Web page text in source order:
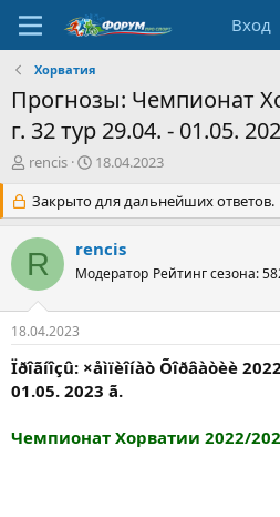
Вход
Хорватия
Прогнозы: Чемпионат
г. 32 тур 29.04. - 01.05.
А
т
о
р
т
е
м
rencis
Д
т
а
а
ч
а
18.04.2023
Закрыто для дальнейших ответов.
R rencis
Модератор Рейтинг сезона:
18.04.2023
Ïðîãíîçû: ×åìïèîíàò Õîðâàòèè
01.05. 2023 ã.
Чемпионат Хорватии 2022/